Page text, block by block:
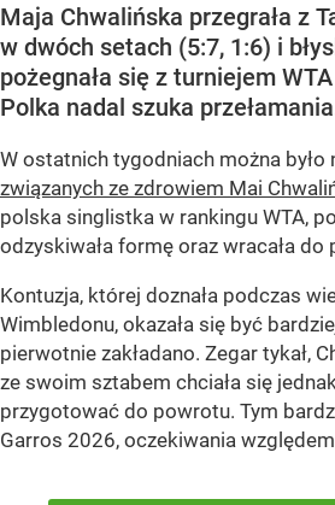
Maja Chwalińska przegrała z
w dwóch setach (5:7, 1:6) i
pożegnała się z turniejem
Polka nadal szuka
W ostatnich tygodniach można było
związanych ze zdrowiem Mai
polska singlistka w rankingu WTA,
odzyskiwała formę oraz wracała do
Kontuzja, której doznała podczas
Wimbledonu, okazała się być
pierwotnie zakładano. Zegar tykał,
ze swoim sztabem chciała się
przygotować do powrotu. Tym
Garros 2026, oczekiwania